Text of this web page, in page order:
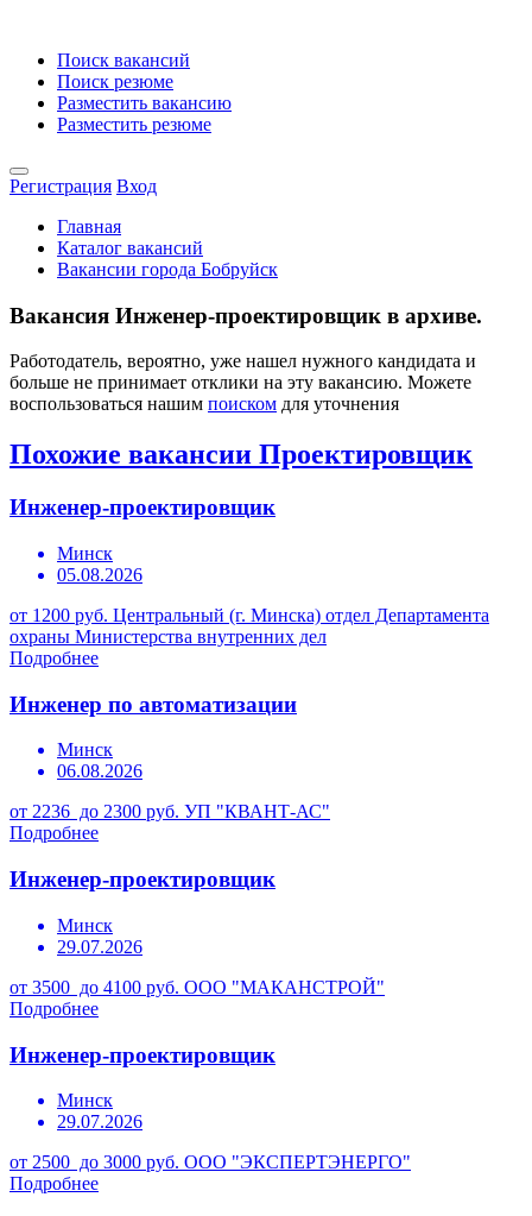
Поиск вакансий
Поиск резюме
Разместить вакансию
Разместить резюме
Регистрация Вход
Главная
Каталог вакансий
Вакансии города Бобруйск
Вакансия Инженер-проектировщик в архиве.
Работодатель, вероятно, уже нашел нужного кандидата и
больше не принимает отклики на эту вакансию. Можете
воспользоваться нашим поиском для уточнения
Похожие вакансии Проектировщик
Инженер-проектировщик
Минск
05.08.2026
от 1200 руб. Центральный (г. Минска) отдел Департамента
охраны Министерства внутренних дел
Подробнее
Инженер по автоматизации
Минск
06.08.2026
от 2236 до 2300 руб. УП "КВАНТ-АС"
Подробнее
Инженер-проектировщик
Минск
29.07.2026
от 3500 до 4100 руб. ООО "МАКАНСТРОЙ"
Подробнее
Инженер-проектировщик
Минск
29.07.2026
от 2500 до 3000 руб. ООО "ЭКСПЕРТЭНЕРГО"
Подробнее